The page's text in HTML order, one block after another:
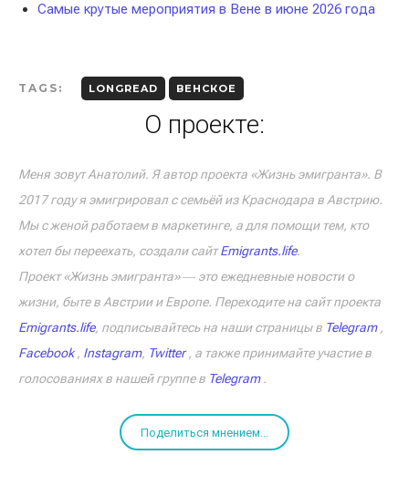
Самые крутые мероприятия в Вене в июне 2026 года
TAGS: LONGREAD ВЕНСКОЕ
О проекте:
Меня зовут Анатолий. Я автор проекта «Жизнь эмигранта». В
2017 году я эмигрировал с семьёй из Краснодара в Австрию.
Мы с женой работаем в маркетинге, а для помощи тем, кто
хотел бы переехать, создали сайтEmigrants.life.
Проект «Жизнь эмигранта» ― это ежедневные новости о
жизни, быте в Австрии и Европе. Переходите на сайт проекта
Emigrants.life, подписывайтесь на наши страницы в Telegram,
Facebook, Instagram, Twitter, а также принимайте участие в
голосованиях в нашей группе в Telegram.
Поделиться мнением...